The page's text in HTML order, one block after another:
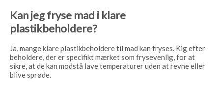
Kan jeg fryse mad i klare
plastikbeholdere?
Ja, mange klare plastikbeholdere til mad kan fryses. Kig efter
beholdere, der er specifikt mærket som frysevenlig, for at
sikre, at de kan modstå lave temperaturer uden at revne eller
blive sprøde.